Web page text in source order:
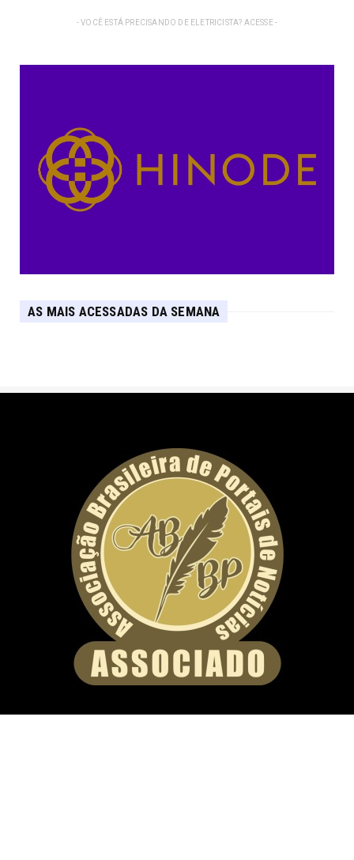
- VOCÊ ESTÁ PRECISANDO DE ELETRICISTA? ACESSE -
AS MAIS ACESSADAS DA SEMANA
CONTATO